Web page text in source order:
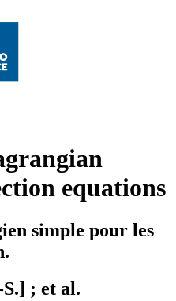
equations
simple pour les
; et al.